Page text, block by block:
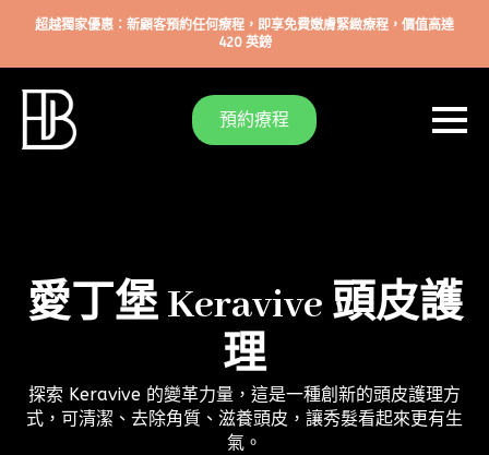
超越獨家優惠：新顧客預約任何療程，即享免費嫩膚緊緻療程，價值高達
420 英鎊
預約療程
愛丁堡 Keravive 頭皮護
理
探索 Keravive 的變革力量，這是一種創新的頭皮護理方
式，可清潔、去除角質、滋養頭皮，讓秀髮看起來更有生
氣。